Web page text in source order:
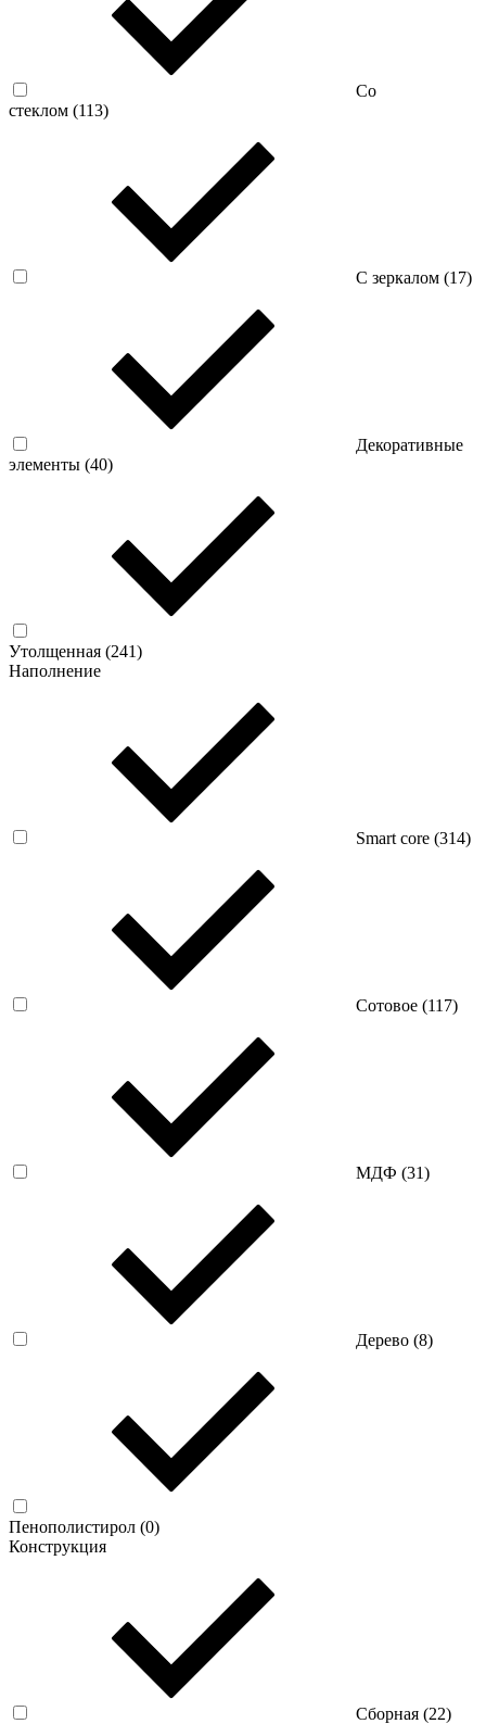
Со
стеклом (113)
С зеркалом (17)
Декоративные
элементы (40)
Утолщенная (241)
Наполнение
Smart core (314)
Сотовое (117)
МДФ (31)
Дерево (8)
Пенополистирол (0)
Конструкция
Сборная (22)